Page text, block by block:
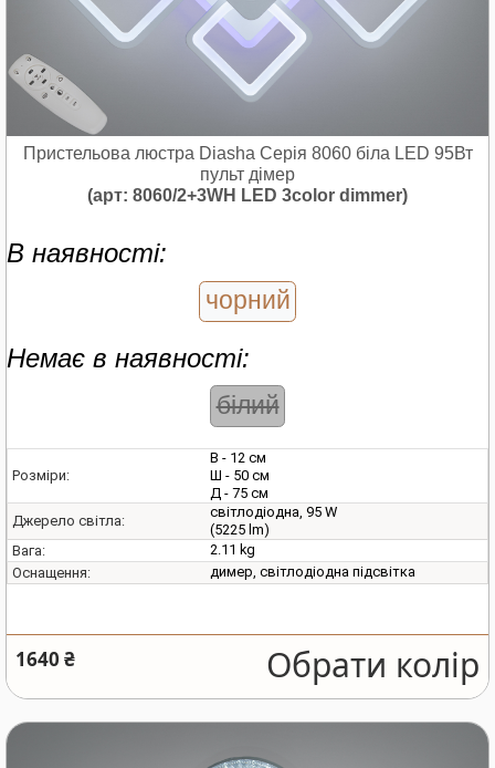
Пристельова люстра Diasha Серія 8060 біла LED 95Вт
пульт дімер
(арт: 8060/2+3WH LED 3color dimmer)
В наявності:
чорний
Немає в наявності:
білий
Розміри:
В - 12 см
Ш - 50 см
Д - 75 см
Джерело світла:
світлодіодна, 95 W
(5225 lm)
Вага:
2.11 kg
Оснащення:
димер, світлодіодна підсвітка
1640 ₴ Обрати колір